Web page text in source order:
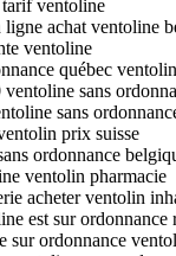
ventoline
ligne achat ventoline
ventoline
québec
sans
sans
prix suisse
ordonnance
ventolin pharmacie
acheter ventolin
est sur
sur ordonnance